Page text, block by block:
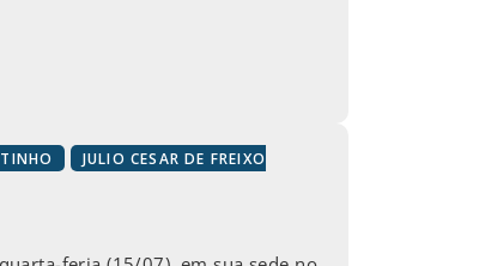
JULIO CESAR DE FREIXO